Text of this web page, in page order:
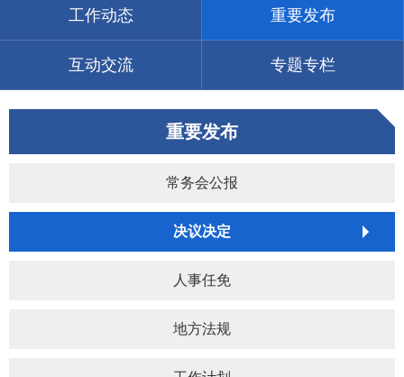
工作动态 重要发布
互动交流 专题专栏
重要发布
常务会公报
决议决定
人事任免
地方法规